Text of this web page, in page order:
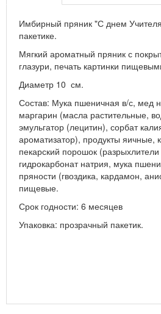
Имбирный пряник "С днем
пакетике.
Мягкий ароматный пряник с
глазури, печать картинки
Диаметр 10 см.
Состав: Мука пшеничная в/с, мед
маргарин (масла растительные,
эмульгатор (лецитин), сорбат
ароматизатор), продукты яичные,
пекарский порошок
гидрокарбонат натрия, мука
пряности (гвоздика, кардамон,
пищевые.
Срок годности: 6 месяцев
Упаковка: прозрачный пакетик.